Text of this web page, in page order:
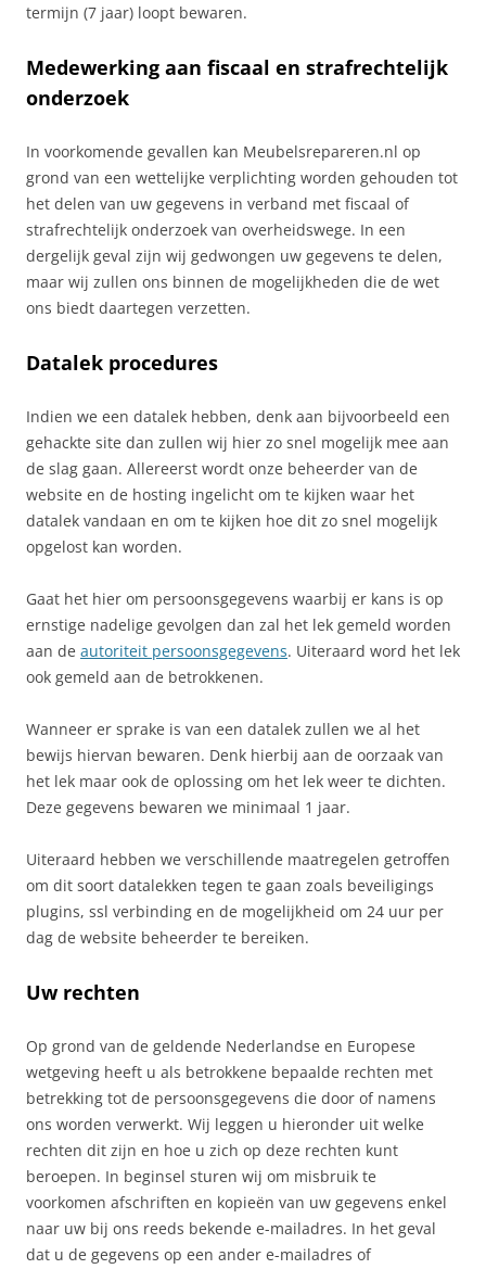
termijn (7 jaar) loopt bewaren.
Medewerking aan fiscaal en strafrechtelijk
onderzoek
In voorkomende gevallen kan Meubelsrepareren.nl op
grond van een wettelijke verplichting worden gehouden tot
het delen van uw gegevens in verband met fiscaal of
strafrechtelijk onderzoek van overheidswege. In een
dergelijk geval zijn wij gedwongen uw gegevens te delen,
maar wij zullen ons binnen de mogelijkheden die de wet
ons biedt daartegen verzetten.
Datalek procedures
Indien we een datalek hebben, denk aan bijvoorbeeld een
gehackte site dan zullen wij hier zo snel mogelijk mee aan
de slag gaan. Allereerst wordt onze beheerder van de
website en de hosting ingelicht om te kijken waar het
datalek vandaan en om te kijken hoe dit zo snel mogelijk
opgelost kan worden.
Gaat het hier om persoonsgegevens waarbij er kans is op
ernstige nadelige gevolgen dan zal het lek gemeld worden
aan de autoriteit persoonsgegevens. Uiteraard word het lek
ook gemeld aan de betrokkenen.
Wanneer er sprake is van een datalek zullen we al het
bewijs hiervan bewaren. Denk hierbij aan de oorzaak van
het lek maar ook de oplossing om het lek weer te dichten.
Deze gegevens bewaren we minimaal 1 jaar.
Uiteraard hebben we verschillende maatregelen getroffen
om dit soort datalekken tegen te gaan zoals beveiligings
plugins, ssl verbinding en de mogelijkheid om 24 uur per
dag de website beheerder te bereiken.
Uw rechten
Op grond van de geldende Nederlandse en Europese
wetgeving heeft u als betrokkene bepaalde rechten met
betrekking tot de persoonsgegevens die door of namens
ons worden verwerkt. Wij leggen u hieronder uit welke
rechten dit zijn en hoe u zich op deze rechten kunt
beroepen. In beginsel sturen wij om misbruik te
voorkomen afschriften en kopieën van uw gegevens enkel
naar uw bij ons reeds bekende e-mailadres. In het geval
dat u de gegevens op een ander e-mailadres of